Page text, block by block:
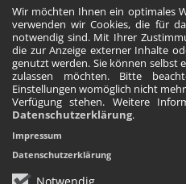
Wir möchten Ihnen ein optimales
verwenden wir Cookies, die für
notwendig sind. Mit Ihrer
die zur Anzeige externer Inhalte
genutzt werden. Sie können selbst
zulassen möchten. Bitte
Einstellungen womöglich nicht
Verfügung stehen. Weitere
Datenschutzerklärung.
Notwendig
Impressum
Datenschutzerklärung